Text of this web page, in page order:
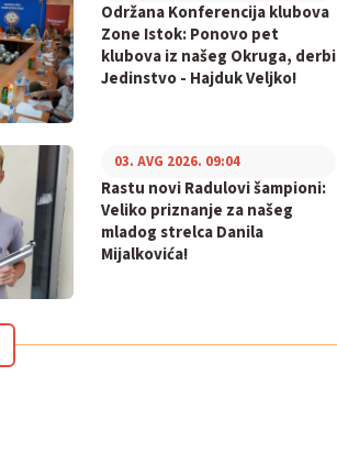
Održana Konferencija klubova
Zone Istok: Ponovo pet
klubova iz našeg Okruga, derbi
Jedinstvo - Hajduk Veljko!
Rastu novi Radulovi šampioni:
Veliko priznanje za našeg
mladog strelca Danila
Mijalkovića!
03. AVG 2026. 09:04